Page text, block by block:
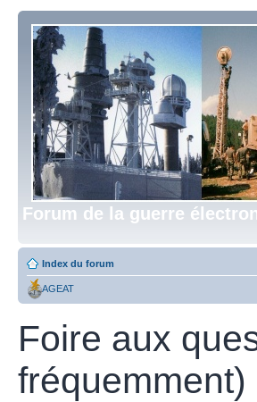
Forum de la guerre
Index du forum
AGEAT
Foire aux
fréquemment)